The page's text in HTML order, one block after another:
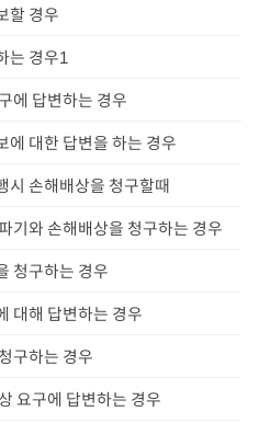
할 경우
는 경우1
에 답변하는 경우
에 대한 답변을 하는 경우
시 손해배상을 청구할때
기와 손해배상을 청구하는 경우
청구하는 경우
대해 답변하는 경우
구하는 경우
요구에 답변하는 경우